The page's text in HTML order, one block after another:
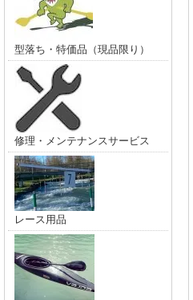
型落ち・特価品（現品限り）
修理・メンテナンスサービス
レース用品